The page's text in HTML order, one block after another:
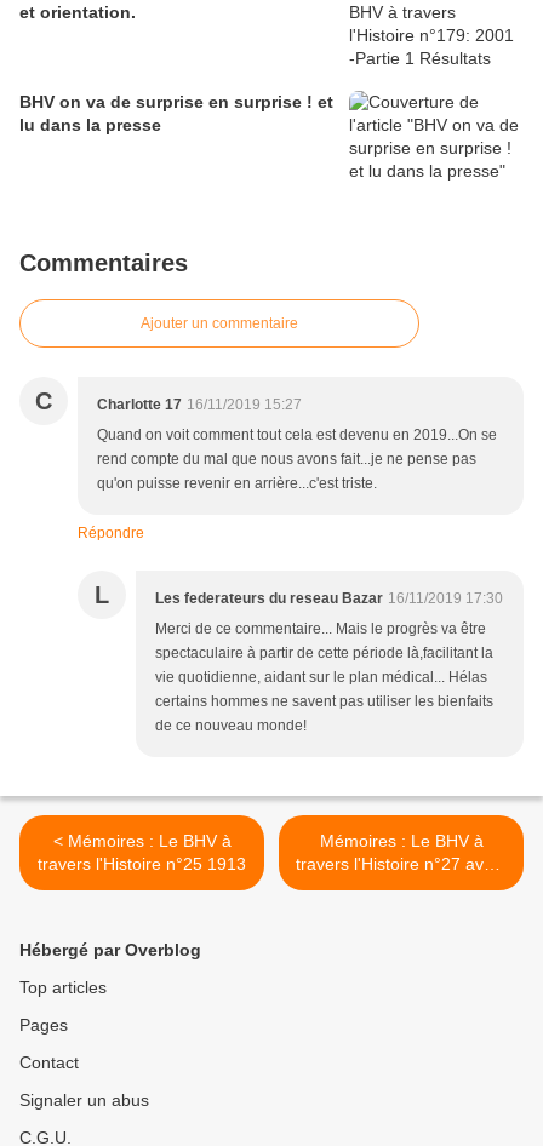
et orientation.
BHV on va de surprise en surprise ! et
lu dans la presse
Commentaires
Ajouter un commentaire
C Charlotte 17 16/11/2019 15:27
Quand on voit comment tout cela est devenu en 2019...On se
rend compte du mal que nous avons fait...je ne pense pas
qu'on puisse revenir en arrière...c'est triste.
Répondre
L Les federateurs du reseau Bazar 16/11/2019 17:30
Merci de ce commentaire... Mais le progrès va être
spectaculaire à partir de cette période là,facilitant la
vie quotidienne, aidant sur le plan médical... Hélas
certains hommes ne savent pas utiliser les bienfaits
de ce nouveau monde!
< Mémoires : Le BHV à
travers l'Histoire n°25 1913
Mémoires : Le BHV à
travers l'Histoire n°27 avant
la guerre de 1914 >
Hébergé par Overblog
Top articles
Pages
Contact
Signaler un abus
C.G.U.